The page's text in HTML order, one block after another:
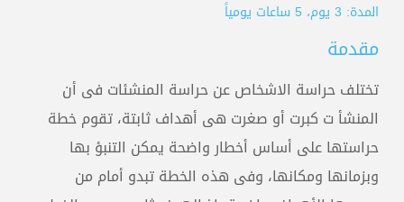
المعتمدون
المدة: 3 يوم، 5 ساعات يومياً
مقدمة
تختلف حراسة الاشخاص عن حراسة المنشئات فى أن
المنشأ ت كبرت أو صغرت هى أهداف ثابتة، تقوم خطة
حراستها على أساس أخطار واضحة يمكن التنبؤ بها
وبزمانها ومكانها، وفى هذه الخطة تبدو أمام من